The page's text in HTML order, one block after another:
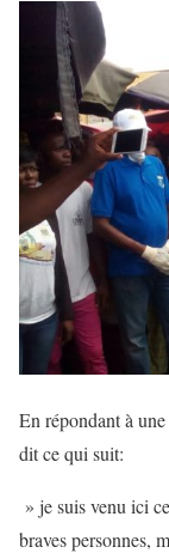
En répondant à
dit ce qui suit:
» je suis venu ici
braves personnes,